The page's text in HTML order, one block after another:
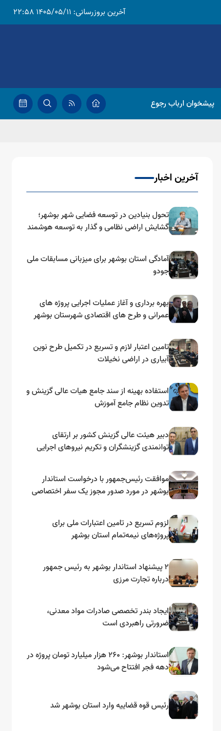
آخرین بروزرسانی: 1405/05/11 22:58
پیشخوان ارباب رجوع
آخرین اخبار
تحول بنیادین در توسعه فضایی شهر بوشهر؛
گشایش اراضی نظامی و گذار به توسعه هوشمند
آمادگی استان بوشهر برای میزبانی مسابقات ملی
جودو
بهره برداری و آغاز عملیات اجرایی پروژه های
عمرانی و طرح های اقتصادی شهرستان بوشهر
تامین اعتبار لازم و تسریع در تکمیل طرح نوین
آبیاری در اراضی نخیلات
استفاده بهینه از سند جامع هیات عالی گزینش و‌
تدوین نظام جامع آموزش
دبیر هیئت عالی گزینش کشور بر ارتقای
توانمندی گزینشگران و تکریم نیروهای اجرایی
موافقت رئیس‌جمهور با درخواست استاندار
بوشهر در مورد صدور مجوز یک سفر اختصاصی
لزوم تسریع در تامین اعتبارات ملی برای
پروژه‌های نیمه‌تمام استان بوشهر
۲ پیشنهاد استاندار بوشهر به رئیس جمهور
درباره تجارت مرزی
ایجاد بندر تخصصی صادرات مواد معدنی،
ضرورتی راهبردی است
استاندار بوشهر: ۲۶۰ هزار میلیارد تومان پروژه در
دهه فجر افتتاح می‌شود
رئیس قوه قضاییه وارد استان بوشهر شد